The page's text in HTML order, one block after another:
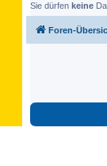
Sie dürfen keine
Foren-